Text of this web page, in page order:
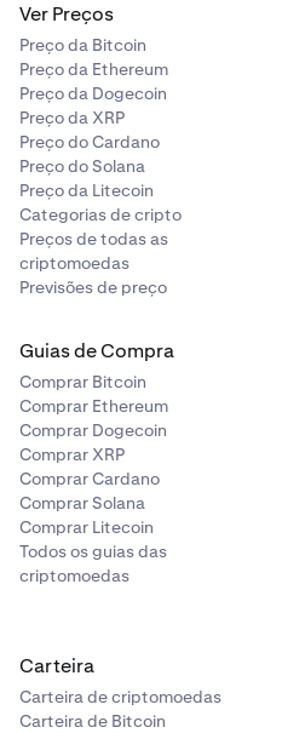
Ver Preços
Preço da Bitcoin
Preço da Ethereum
Preço da Dogecoin
Preço da XRP
Preço do Cardano
Preço do Solana
Preço da Litecoin
Categorias de cripto
Preços de todas as
criptomoedas
Previsões de preço
Guias de Compra
Comprar Bitcoin
Comprar Ethereum
Comprar Dogecoin
Comprar XRP
Comprar Cardano
Comprar Solana
Comprar Litecoin
Todos os guias das
criptomoedas
Carteira
Carteira de criptomoedas
Carteira de Bitcoin